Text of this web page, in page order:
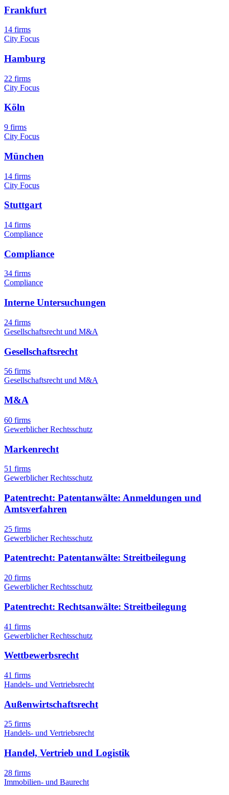
Frankfurt
14 firms
City Focus
Hamburg
22 firms
City Focus
Köln
9 firms
City Focus
München
14 firms
City Focus
Stuttgart
14 firms
Compliance
Compliance
34 firms
Compliance
Interne Untersuchungen
24 firms
Gesellschaftsrecht und M&A
Gesellschaftsrecht
56 firms
Gesellschaftsrecht und M&A
M&A
60 firms
Gewerblicher Rechtsschutz
Markenrecht
51 firms
Gewerblicher Rechtsschutz
Patentrecht: Patentanwälte: Anmeldungen und
Amtsverfahren
25 firms
Gewerblicher Rechtsschutz
Patentrecht: Patentanwälte: Streitbeilegung
20 firms
Gewerblicher Rechtsschutz
Patentrecht: Rechtsanwälte: Streitbeilegung
41 firms
Gewerblicher Rechtsschutz
Wettbewerbsrecht
41 firms
Handels- und Vertriebsrecht
Außenwirtschaftsrecht
25 firms
Handels- und Vertriebsrecht
Handel, Vertrieb und Logistik
28 firms
Immobilien- und Baurecht